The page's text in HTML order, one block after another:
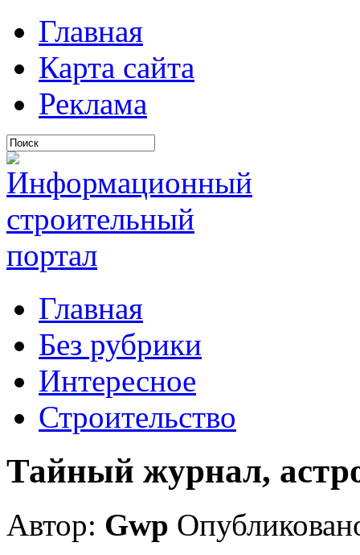
Главная
Карта сайта
Реклама
Главная
Без рубрики
Интересное
Строительство
Тайный журнал,
Автор: Gwp